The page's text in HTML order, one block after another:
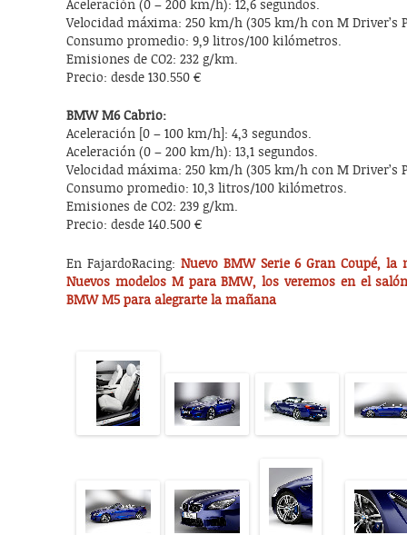
Aceleración (0 – 200 km/h): 12,6 segundos.
Velocidad máxima: 250 km/h (305 km/h con M Driver’s
Consumo promedio: 9,9 litros/100 kilómetros.
Emisiones de CO2: 232 g/km.
Precio: desde 130.550 €
BMW M6 Cabrio:
Aceleración [0 – 100 km/h]: 4,3 segundos.
Aceleración (0 – 200 km/h): 13,1 segundos.
Velocidad máxima: 250 km/h (305 km/h con M Driver’s
Consumo promedio: 10,3 litros/100 kilómetros.
Emisiones de CO2: 239 g/km.
Precio: desde 140.500 €
En FajardoRacing: Nuevo BMW Serie 6 Gran Coupé,
Nuevos modelos M para BMW, los veremos en el
BMW M5 para alegrarte la mañana